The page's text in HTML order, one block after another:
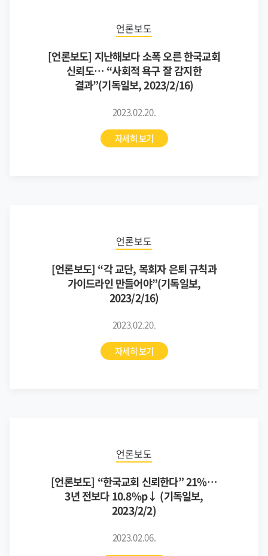
언론보도
[언론보도] 지난해보다 소폭 오른 한국교회
신뢰도… “사회적 욕구 잘 감지한
결과”(기독일보, 2023/2/16)
2023.02.20.
자세히 보기
언론보도
[언론보도] “각 교단, 목회자 은퇴 규칙과
가이드라인 만들어야”(기독일보,
2023/2/16)
2023.02.20.
자세히 보기
언론보도
[언론보도] “한국교회 신뢰한다” 21%…
3년 전보다 10.8%p↓ (기독일보,
2023/2/2)
2023.02.06.